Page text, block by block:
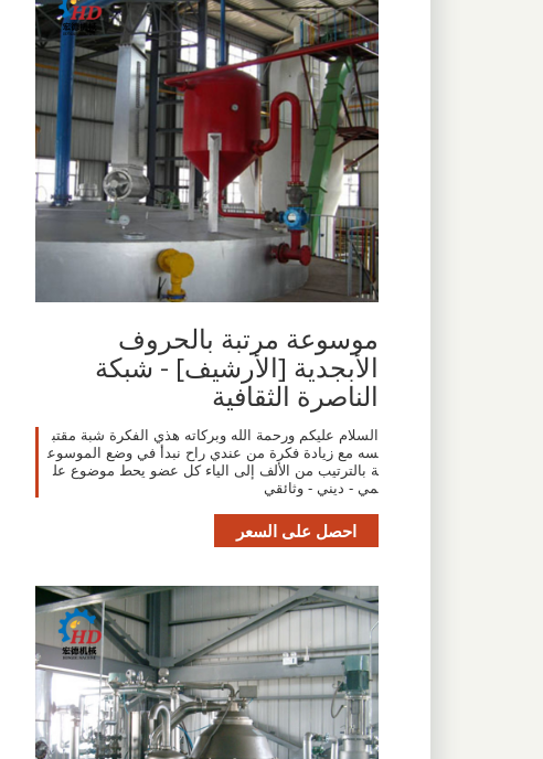
موسوعة مرتبة بالحروف
الأبجدية [الأرشيف] - شبكة
الناصرة الثقافية
السلام عليكم ورحمة الله وبركاته هذي الفكرة شبة مقتب
سه مع زيادة فكرة من عندي راح نبدأ في وضع الموسوع
ة بالترتيب من الألف إلى الياء كل عضو يحط موضوع عل
مي - ديني - وثائقي
احصل على السعر